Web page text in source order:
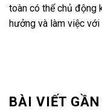
toàn có thể chủ động
hưởng và làm việc
BÀI VIẾT